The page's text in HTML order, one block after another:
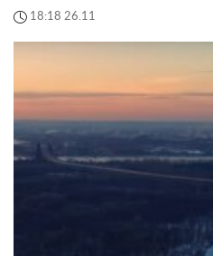
18:18 26.11